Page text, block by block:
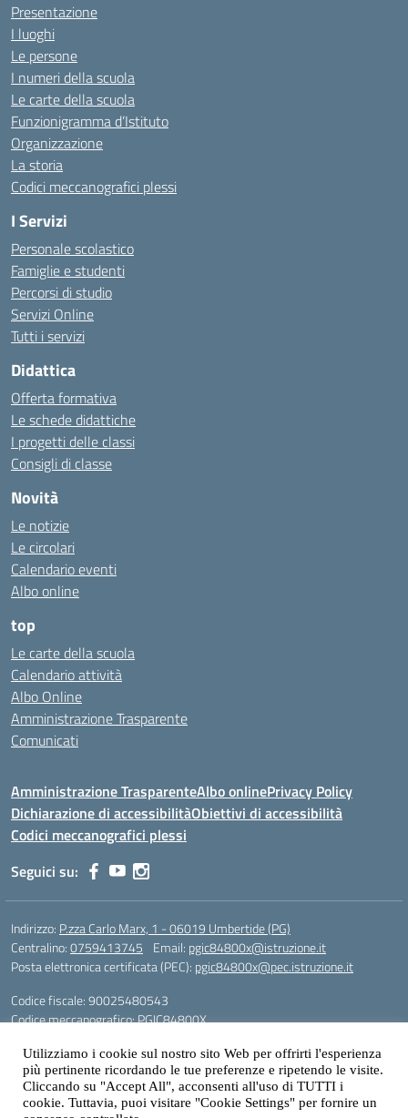
Presentazione
I luoghi
Le persone
I numeri della scuola
Le carte della scuola
Funzionigramma d’Istituto
Organizzazione
La storia
Codici meccanografici plessi
I Servizi
Personale scolastico
Famiglie e studenti
Percorsi di studio
Servizi Online
Tutti i servizi
Didattica
Offerta formativa
Le schede didattiche
I progetti delle classi
Consigli di classe
Novità
Le notizie
Le circolari
Calendario eventi
Albo online
top
Le carte della scuola
Calendario attività
Albo Online
Amministrazione Trasparente
Comunicati
Amministrazione TrasparenteAlbo onlinePrivacy Policy
Dichiarazione di accessibilitàObiettivi di accessibilità
Codici meccanografici plessi
Seguici su:
Indirizzo: P.zza Carlo Marx, 1 - 06019 Umbertide (PG)
Centralino:0759413745 Email: pgic84800x@istruzione.it
Posta elettronica certificata (PEC): pgic84800x@pec.istruzione.it
Codice fiscale: 90025480543
Codice meccanografico:PGIC84800X
Gestione sito web: prof. Paolo Chitarrai
Utilizziamo i cookie sul nostro sito Web per offrirti l'esperienza
più pertinente ricordando le tue preferenze e ripetendo le visite.
Cliccando su "Accept All", acconsenti all'uso di TUTTI i
cookie. Tuttavia, puoi visitare "Cookie Settings" per fornire un